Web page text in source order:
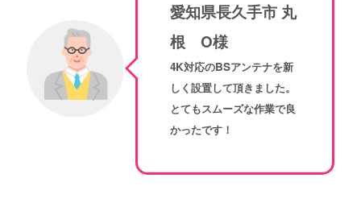
愛知県長久手市 丸
根 O様
4K対応のBSアンテナを新
しく設置して頂きました。
とてもスムーズな作業で良
かったです！